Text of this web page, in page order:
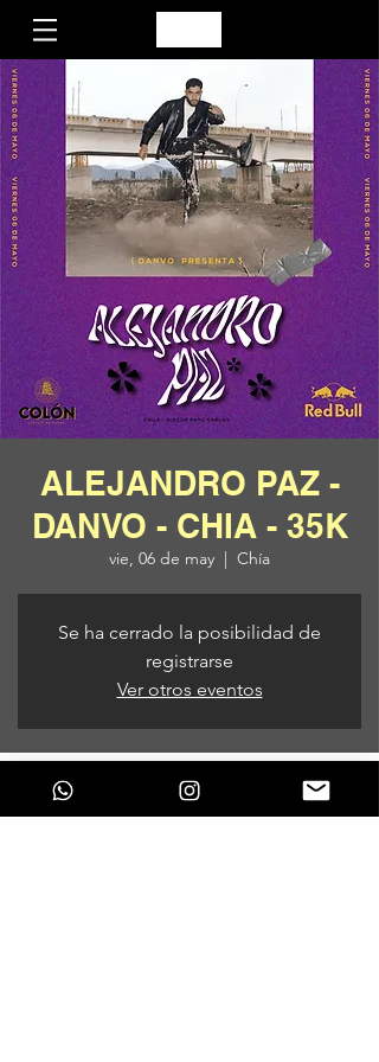
ALEJANDRO PAZ -
DANVO - CHIA - 35K
vie, 06 de may
  |
Chía
Se ha cerrado la posibilidad de
registrarse
Ver otros eventos
Horario y ubicación